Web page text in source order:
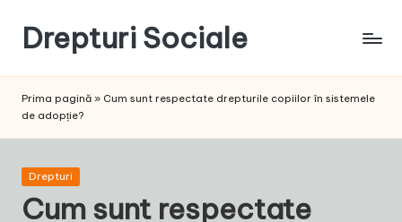
content
Drepturi Sociale
Sociale:
Schimbarea
Noastră!
Prima pagină » Cum sunt respectate drepturile copiilor în sistemele
de adopție?
Posted
Drepturi
Cum sunt respectate